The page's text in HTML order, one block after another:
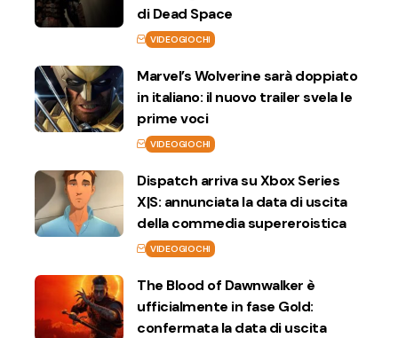
di Dead Space
VIDEOGIOCHI
Marvel’s Wolverine sarà doppiato
in italiano: il nuovo trailer svela le
prime voci
VIDEOGIOCHI
Dispatch arriva su Xbox Series
X|S: annunciata la data di uscita
della commedia supereroistica
VIDEOGIOCHI
The Blood of Dawnwalker è
ufficialmente in fase Gold:
confermata la data di uscita